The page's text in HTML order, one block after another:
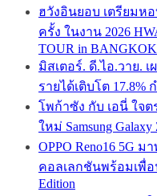
ฮวังอินยอบ เตรียม
ครั้ง ในงาน 2026
TOUR in BANGKOK
มิสเตอร์. ดี.ไอ.วาย.
รายได้เติบโต 17.8%
โพก้าซัง กับ เอนี่ ใจ
ใหม่ Samsung Galaxy
OPPO Reno16 5G
คอลเลกชันพร้อมเพื่
Edition